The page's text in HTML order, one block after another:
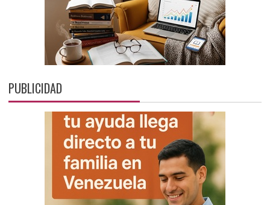
PUBLICIDAD